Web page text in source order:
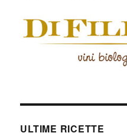
ULTIME RICETTE